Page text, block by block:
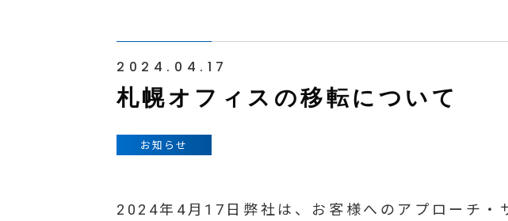
2024.04.17
札幌オフィスの移転について
お知らせ
2024年4月17日弊社は、お客様へのアプローチ・